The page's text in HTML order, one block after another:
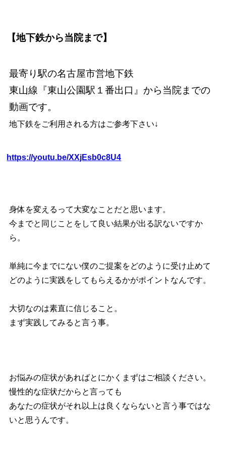
【地下鉄から当院まで】
最寄り駅の名古屋市営地下鉄
東山線『東山公園駅１番出口』から当院までの
動画です。
地下鉄をご利用される方はご参考下さい↓
https://youtu.be/XXjEsb0c8U4
身体を変えるって大変なことだと思います。
今までと同じことをして良い結果が出る訳ないですか
ら。
単純に今までにない僕のご提案をどのように受け止めて
どのように実践をしてもらえるかがポイントなんです。
大切なのは素直に信じること。
まず実践してみると言う事。
お悩みの症状があればとにかくまずはご相談ください。
慢性的な症状だからと言っても
あなたの症状がそれ以上は良くならないと言う事ではな
いと思うんです。